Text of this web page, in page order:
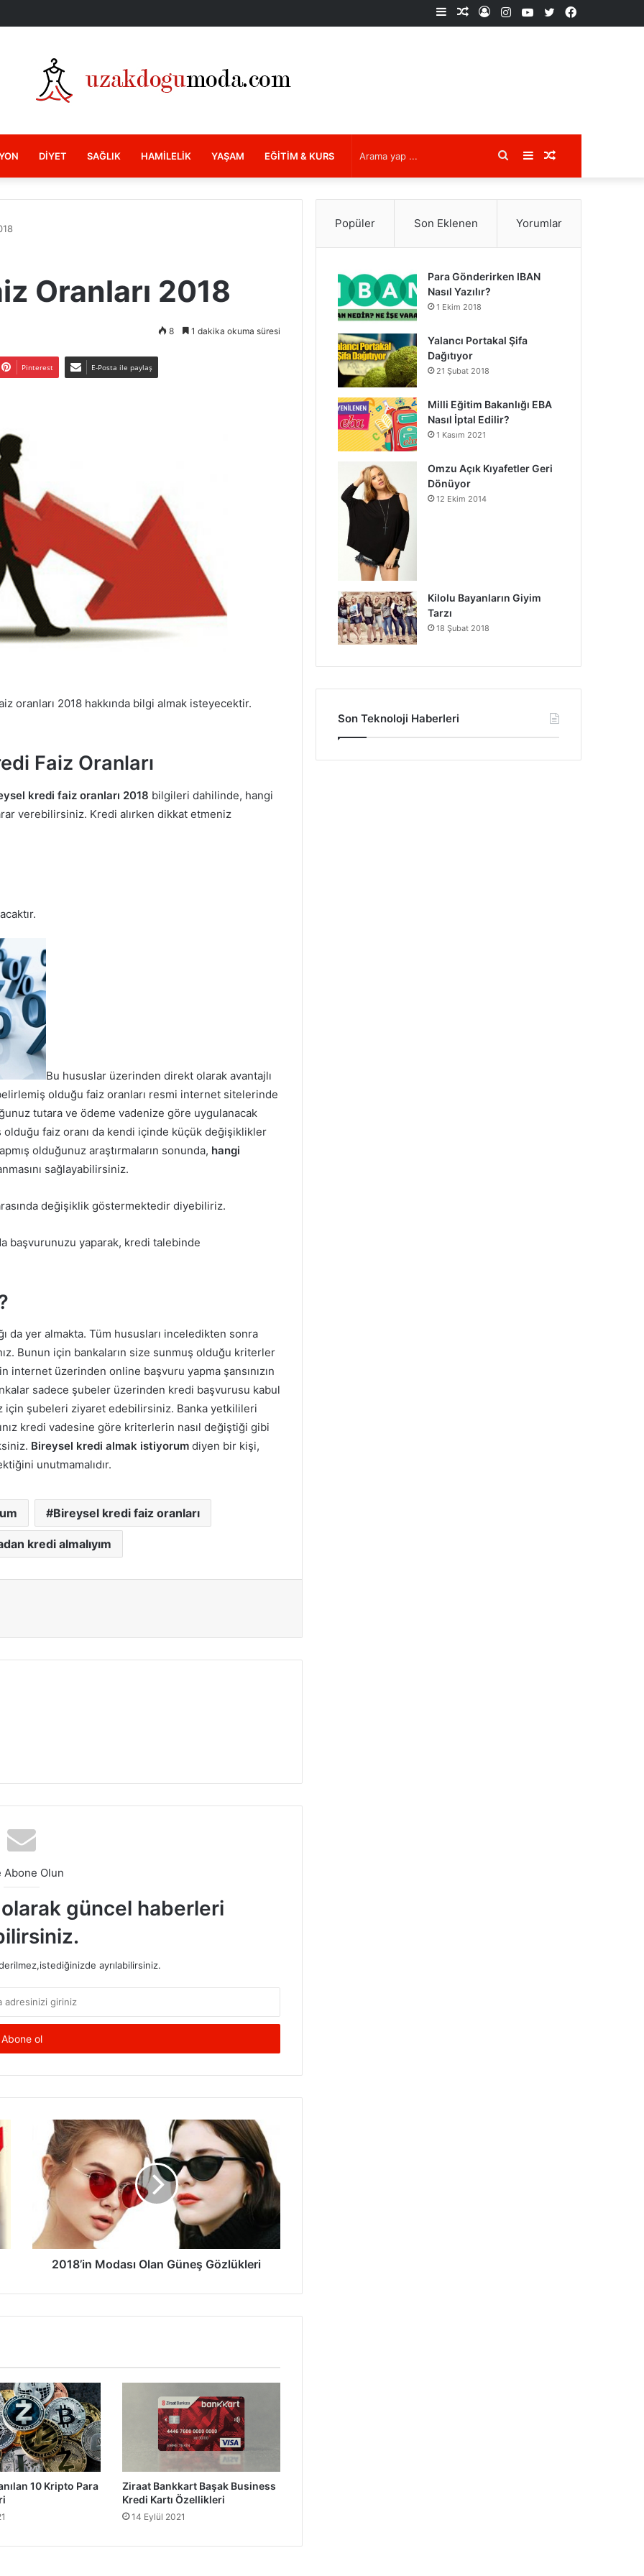
Facebook
X
YouTube
Instagram
Kayıt
Rastgele
Kenar
DIYET SAĞLIK HAMILELIK YAŞAM EĞITIM & KURS Rastgele
Makale
Kenar
Bölmesi
Arama
yap
Oranları 2018
8 1 dakika okuma süresi
Pinterest E-Posta ile paylaş
oranları 2018 hakkında bilgi almak isteyecektir.
Faiz Oranları
kredi faiz oranları 2018 bilgileri dahilinde, hangi
verebilirsiniz. Kredi alırken dikkat etmeniz
Bu hususlar üzerinden direkt olarak avantajlı
olduğu faiz oranları resmi internet sitelerinde
tutara ve ödeme vadenize göre uygulanacak
olduğu faiz oranı da kendi içinde küçük değişiklikler
olduğunuz araştırmaların sonunda, hangi
sağlayabilirsiniz.
değişiklik göstermektedir diyebiliriz.
başvurunuzu yaparak, kredi talebinde
da yer almakta. Tüm hususları inceledikten sonra
Bunun için bankaların size sunmuş olduğu kriterler
internet üzerinden online başvuru yapma şansınızın
sadece şubeler üzerinden kredi başvurusu kabul
için şubeleri ziyaret edebilirsiniz. Banka yetkilileri
kredi vadesine göre kriterlerin nasıl değiştiği gibi
Bireysel kredi almak istiyorum diyen bir kişi,
unutmamalıdır.
Bireysel kredi faiz oranları
kredi almalıyım
Abone Olun
güncel haberleri
ayrılabilirsiniz.
2018’in
Modası
Olan
Güneş
Gözlükleri
2018’in Modası Olan Güneş Gözlükleri
10 Kripto Para
Ziraat Bankkart Başak Business
Kredi Kartı Özellikleri
14 Eylül 2021
Popüler Son Eklenen Yorumlar
Para Gönderirken IBAN
Nasıl Yazılır?
1 Ekim 2018
Yalancı Portakal Şifa
Dağıtıyor
21 Şubat 2018
Milli Eğitim Bakanlığı EBA
Nasıl İptal Edilir?
1 Kasım 2021
Omzu Açık Kıyafetler Geri
Dönüyor
12 Ekim 2014
Kilolu Bayanların Giyim
Tarzı
18 Şubat 2018
Son Teknoloji Haberleri